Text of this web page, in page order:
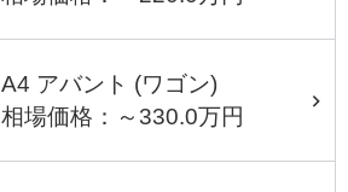
A4 アバント (ワゴン)
相場価格：～330.0万円